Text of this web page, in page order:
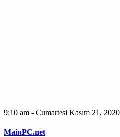
9:10 am - Cumartesi Kasım 21, 2020
MainPC.net